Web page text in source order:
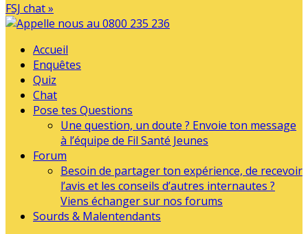
FSJ chat »
Accueil
Enquêtes
Quiz
Chat
Pose tes Questions
Une question, un doute ? Envoie ton message
à l’équipe de Fil Santé Jeunes
Forum
Besoin de partager ton expérience, de recevoir
l’avis et les conseils d’autres internautes ?
Viens échanger sur nos forums
Sourds & Malentendants